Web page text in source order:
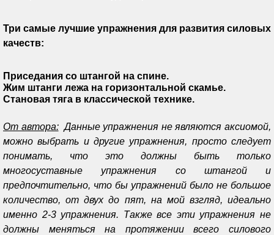
Три самые лучшие упражнения для развития силовых
качеств:
Приседания со штангой на спине.
Жим штанги лежа на горизонтальной скамье.
Становая тяга в классической технике.
От автора:Данные упражнения не являются аксиомой,
можно выбрать и другие упражнения, просто следует
понимать, что это должны быть только
многосуставные упражнения со штангой и
предпочтительно, что бы упражнений было не большое
количество, от двух до пят, на мой взгляд, идеально
именно 2-3 упражнения. Также все эти упражнения не
должны меняться на протяжении всего силового